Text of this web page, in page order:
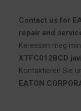
Contact us for
repair and
Keressen meg
XTFC012BCD
Kontaktieren Sie
EATON